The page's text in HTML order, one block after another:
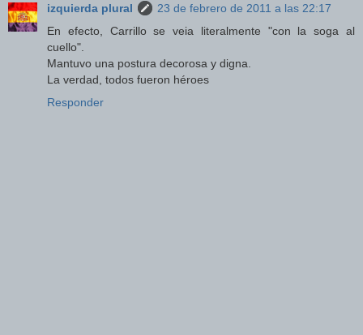
izquierda plural
23 de febrero de 2011 a las 22:17
En efecto, Carrillo se veia literalmente "con la soga al
cuello".
Mantuvo una postura decorosa y digna.
La verdad, todos fueron héroes
Responder